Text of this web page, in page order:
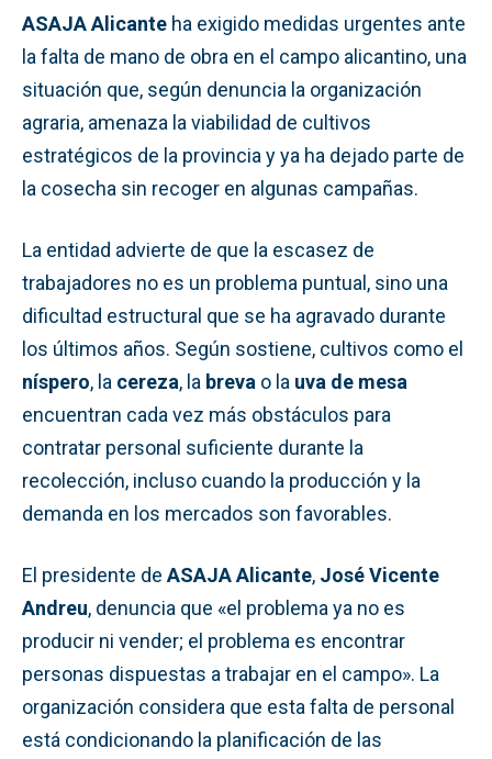
ASAJA Alicante ha exigido medidas urgentes ante
la falta de mano de obra en el campo alicantino, una
situación que, según denuncia la organización
agraria, amenaza la viabilidad de cultivos
estratégicos de la provincia y ya ha dejado parte de
la cosecha sin recoger en algunas campañas.
La entidad advierte de que la escasez de
trabajadores no es un problema puntual, sino una
dificultad estructural que se ha agravado durante
los últimos años. Según sostiene, cultivos como el
níspero, la cereza, la breva o la uva de mesa
encuentran cada vez más obstáculos para
contratar personal suficiente durante la
recolección, incluso cuando la producción y la
demanda en los mercados son favorables.
El presidente de ASAJA Alicante, José Vicente
Andreu, denuncia que «el problema ya no es
producir ni vender; el problema es encontrar
personas dispuestas a trabajar en el campo». La
organización considera que esta falta de personal
está condicionando la planificación de las